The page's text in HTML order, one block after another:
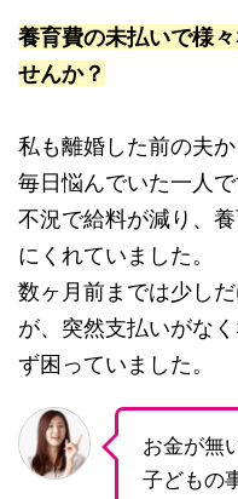
養育費の未払いで様
せんか？
私も離婚した前の夫
毎日悩んでいた一人で
不況で給料が減り、
にくれていました。
数ヶ月前までは少し
が、突然支払いがな
ず困っていました。
お金が無
子どもの